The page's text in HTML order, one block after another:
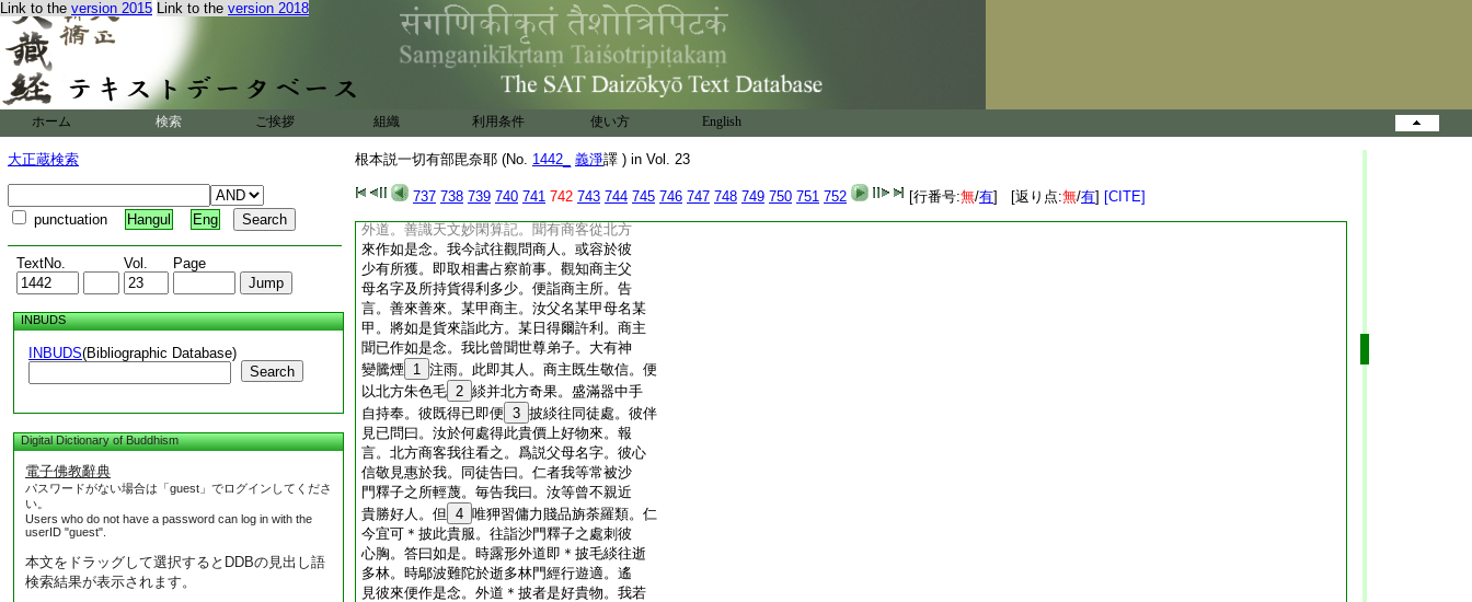
Link to the version 2015 Link to the version 2018
ホーム 検索 ご挨拶 組織 利用条件 使い方 English
大正蔵検索
punctuation Hangul Eng
TextNo. Vol. Page
INBUDS
INBUDS(Bibliographic Database)
Search
Digital Dictionary of Buddhism
電子佛教辭典
パスワードがない場合は「guest」でログインしてくださ
い。
Users who do not have a password can log in with the
userID "guest".
本文をドラッグして選択するとDDBの見出し語
検索結果が表示されます。
根本説一切有部毘奈耶 (No. 1442_ 義淨譯 ) in Vol. 23
737 738 739 740 741 742 743 744 745 746 747 748 749 750 751 752 [行番号:無/有] [返り点:無/有] [CITE]
＊三藏法師義淨奉 制譯
出納求利學處第十九
爾時薄伽梵。在室羅伐城逝多林給孤獨園。
遠近皆聞中國有佛出現於世。彼諸聲聞弟
子有大神通作諸變化。廣説如上。若有人能
於彼弟子作供養者。得大果報饒益増廣。是
時北方有諸商客。聞此聲譽自相謂曰。諸君
當知。我等宜往中國興易。一則多得利潤。二
乃供養三寶。時諸商人遂即多賷北方貨物。
外道。善識天文妙閑算記。聞有商客從北方
來作如是念。我今試往觀問商人。或容於彼
少有所獲。即取相書占察前事。觀知商主父
母名字及所持貨得利多少。便詣商主所。告
言。善來善來。某甲商主。汝父名某甲母名某
甲。將如是貨來詣此方。某日得爾許利。商主
聞已作如是念。我比曾聞世尊弟子。大有神
變騰煙 1 注雨。此即其人。商主既生敬信。便
以北方朱色毛 2 緂并北方奇果。盛滿器中手
自持奉。彼既得已即便 3 披緂往同徒處。彼伴
見已問曰。汝於何處得此貴價上好物來。報
言。北方商客我往看之。爲説父母名字。彼心
信敬見惠於我。同徒告曰。仁者我等常被沙
門釋子之所輕蔑。毎告我曰。汝等曾不親近
貴勝好人。但 4 唯狎習傭力賤品旃荼羅類。仁
今宜可＊披此貴服。往詣沙門釋子之處刺彼
心胸。答曰如是。時露形外道即＊披毛緂往逝
多林。時鄔波難陀於逝多林門經行遊適。遙
見彼來便作是念。外道＊披者是好貴物。我若